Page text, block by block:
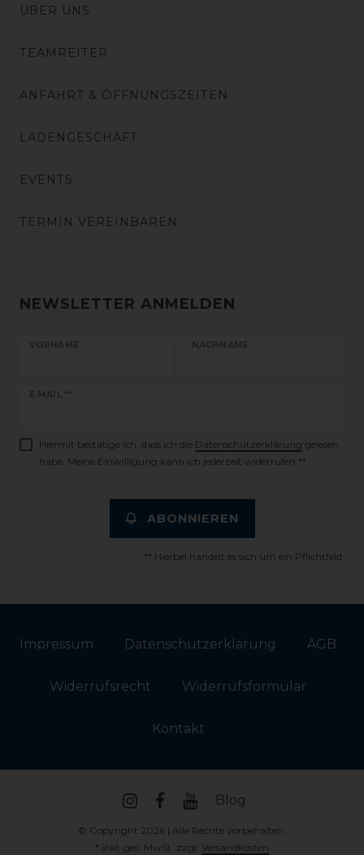
ÜBER UNS
TEAMREITER
ANFAHRT & ÖFFNUNGSZEITEN
LADENGESCHÄFT
EVENTS
TERMIN VEREINBAREN
NEWSLETTER ANMELDEN
VORNAME NACHNAME
E-MAIL **
Newsletter
Hiermit bestätige ich, dass ich die Daten­schutz­erklärung gelesen
habe. Meine Einwilligung kann ich jederzeit widerrufen.**
ABONNIEREN
** Hierbei handelt es sich um ein Pflichtfeld.
Impressum Daten­schutz­erklärung AGB
Widerrufs­recht Widerrufs­formular
Kontakt
Blog
© Copyright 2026 | Alle Rechte vorbehalten.
* inkl. ges. MwSt. zzgl. Versandkosten